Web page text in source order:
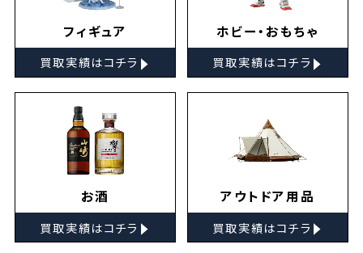
フィギュア
買取実績はコチラ ▸
ホビー・おもちゃ
買取実績はコチラ ▸
お酒
買取実績はコチラ ▸
アウトドア用品
買取実績はコチラ ▸